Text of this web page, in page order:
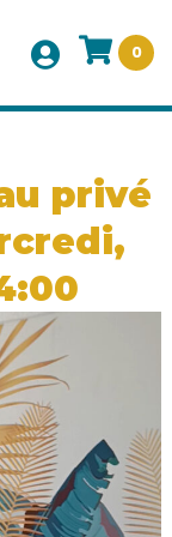
0
privé